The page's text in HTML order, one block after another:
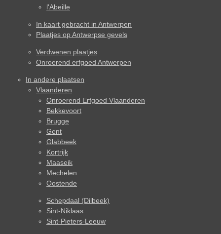
l'Abeille
In kaart gebracht in Antwerpen
Plaatjes op Antwerpse gevels
Verdwenen plaatjes
Onroerend erfgoed Antwerpen
In andere plaatsen
Vlaanderen
Onroerend Erfgoed Vlaanderen
Bekkevoort
Brugge
Gent
Glabbeek
Kortrijk
Maaseik
Mechelen
Oostende
Schepdaal (Dilbeek)
Sint-Niklaas
Sint-Pieters-Leeuw